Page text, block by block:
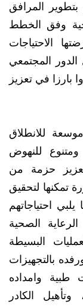
المرافق
وفق الخطط
الاحتياجات
الدور المجتمعي
بارزا في تعزيز
للانطلاق
للنهوض
حزمة من
تمكنها لتحقيق
احتياجاتهم
الصحية
البسيطة
بالتجهيزات
طبية وامداده
وتأهيل الكادر